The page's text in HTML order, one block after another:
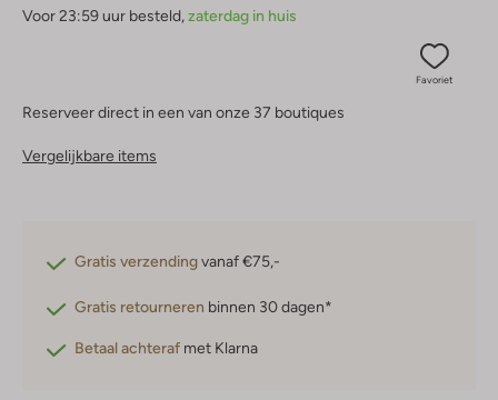
Voor 23:59 uur besteld,zaterdag in huis
Favoriet
Reserveer direct in een van onze 37 boutiques
Vergelijkbare items
Gratis verzendingvanaf €75,-
Gratis retourneren binnen 30 dagen*
Betaal achteraf met Klarna